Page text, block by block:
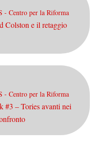
- Centro per la Riforma
Colston e il retaggio
- Centro per la Riforma
#3 – Tories avanti nei